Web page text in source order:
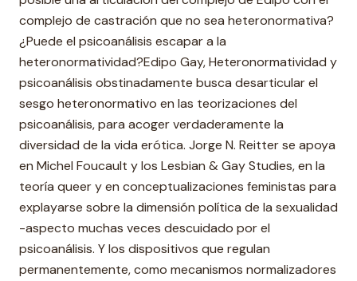
complejo de castración que no sea heteronormativa?
¿Puede el psicoanálisis escapar a la
heteronormatividad?Edipo Gay, Heteronormatividad y
psicoanálisis obstinadamente busca desarticular el
sesgo heteronormativo en las teorizaciones del
psicoanálisis, para acoger verdaderamente la
diversidad de la vida erótica. Jorge N. Reitter se apoya
en Michel Foucault y los Lesbian & Gay Studies, en la
teoría queer y en conceptualizaciones feministas para
explayarse sobre la dimensión política de la sexualidad
-aspecto muchas veces descuidado por el
psicoanálisis. Y los dispositivos que regulan
permanentemente, como mecanismos normalizadores